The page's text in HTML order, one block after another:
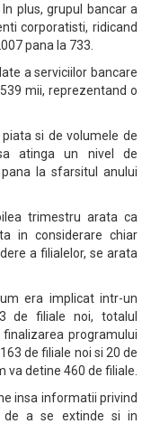
plus, grupul bancar a
corporatisti, ridicand
pana la 733.
a serviciilor bancare
mii, reprezentand o
si de volumele de
atinga un nivel de
la sfarsitul anului
trimestru arata ca
in considerare chiar
a filialelor, se arata
era implicat intr-un
de filiale noi, totalul
programului
de filiale noi si 20 de
va detine 460 de filiale.
insa informatii privind
de a se extinde si in